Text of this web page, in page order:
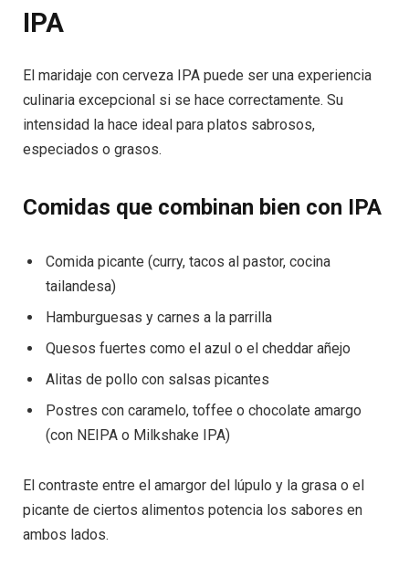
IPA
El maridaje con cerveza IPA puede ser una experiencia
culinaria excepcional si se hace correctamente. Su
intensidad la hace ideal para platos sabrosos,
especiados o grasos.
Comidas que combinan bien con IPA
Comida picante (curry, tacos al pastor, cocina
tailandesa)
Hamburguesas y carnes a la parrilla
Quesos fuertes como el azul o el cheddar añejo
Alitas de pollo con salsas picantes
Postres con caramelo, toffee o chocolate amargo
(con NEIPA o Milkshake IPA)
El contraste entre el amargor del lúpulo y la grasa o el
picante de ciertos alimentos potencia los sabores en
ambos lados.